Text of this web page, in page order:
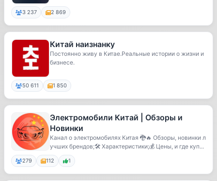
3 237 2 869
Китай наизнанку
Постоянно живу в Китае.Реальные истории о жизни и
бизнесе.
50 611 1 850
Электромобили Китай | Обзоры и
Новинки
Канал о электромобилях Китая 🐉🔥 Обзоры, новинки л
учших брендов;🛠 Характеристики;💰 Цены, и где куп...
279 112 1